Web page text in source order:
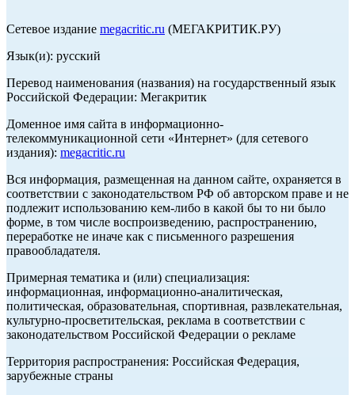
Сетевое издание megacritic.ru (МЕГАКРИТИК.РУ)
Язык(и): русский
Перевод наименования (названия) на государственный язык
Российской Федерации: Мегакритик
Доменное имя сайта в информационно-
телекоммуникационной сети «Интернет» (для сетевого
издания): megacritic.ru
Вся информация, размещенная на данном сайте, охраняется в
соответствии с законодательством РФ об авторском праве и не
подлежит использованию кем-либо в какой бы то ни было
форме, в том числе воспроизведению, распространению,
переработке не иначе как с письменного разрешения
правообладателя.
Примерная тематика и (или) специализация:
информационная, информационно-аналитическая,
политическая, образовательная, спортивная, развлекательная,
культурно-просветительская, реклама в соответствии с
законодательством Российской Федерации о рекламе
Территория распространения: Российская Федерация,
зарубежные страны